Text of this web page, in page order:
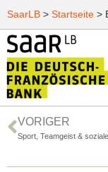
SaarLB > Startseite >
VORIGER
Sport, Teamgeist &